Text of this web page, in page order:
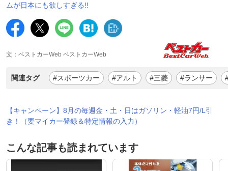
ムが日本にも欲しすぎる!!
文：ベストカーWeb ベストカーWeb
関連タグ #スポーツカー #アルト #三菱 #ランサー
【キャンペーン】8月の毎週金・土・日はガソリン・軽油7円/L引
き！（要マイカー登録＆特定情報の入力）
こんな記事も読まれています